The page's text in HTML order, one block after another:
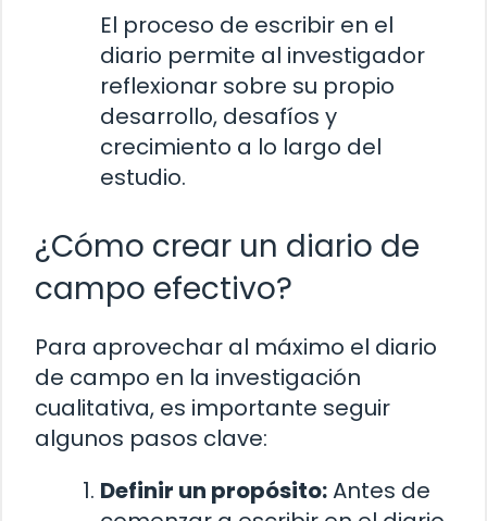
El proceso de escribir en el
diario permite al investigador
reflexionar sobre su propio
desarrollo, desafíos y
crecimiento a lo largo del
estudio.
¿Cómo crear un diario de
campo efectivo?
Para aprovechar al máximo el diario
de campo en la investigación
cualitativa, es importante seguir
algunos pasos clave:
Definir un propósito:Antes de